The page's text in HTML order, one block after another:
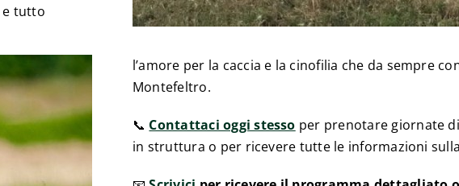
e tutto
l’amore per la caccia e la cinofilia che da sempre
Montefeltro.
📞 Contattaci oggi stesso per prenotare giornate
in struttura o per ricevere tutte le informazioni